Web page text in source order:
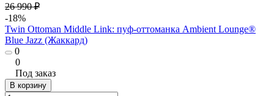
26 990 ₽
-18%
Twin Ottoman Middle Link: пуф-оттоманка Ambient Lounge®
Blue Jazz (Жаккард)
0
0
Под заказ
В корзину